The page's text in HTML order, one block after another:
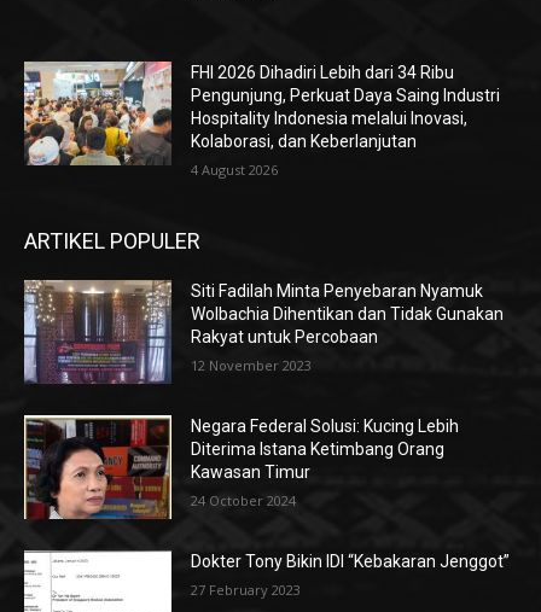
FHI 2026 Dihadiri Lebih dari 34 Ribu
Pengunjung, Perkuat Daya Saing Industri
Hospitality Indonesia melalui Inovasi,
Kolaborasi, dan Keberlanjutan
4 August 2026
ARTIKEL POPULER
Siti Fadilah Minta Penyebaran Nyamuk
Wolbachia Dihentikan dan Tidak Gunakan
Rakyat untuk Percobaan
12 November 2023
Negara Federal Solusi: Kucing Lebih
Diterima Istana Ketimbang Orang
Kawasan Timur
24 October 2024
Dokter Tony Bikin IDI “Kebakaran Jenggot”
27 February 2023